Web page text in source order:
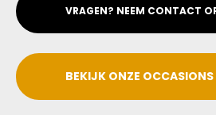
VRAGEN? NEEM CONTACT
BEKIJK ONZE OCCASIONS